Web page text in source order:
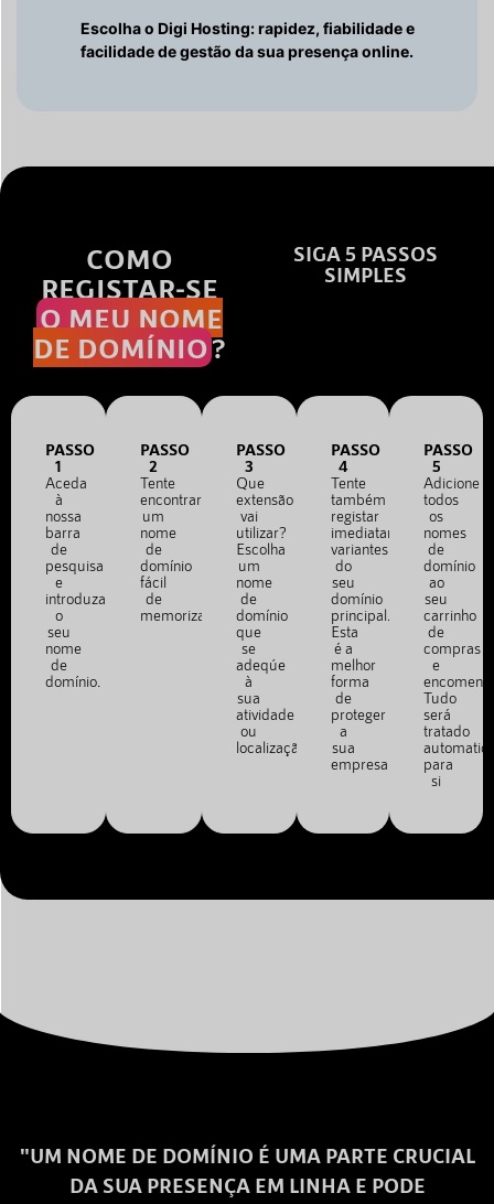
Escolha o Digi Hosting: rapidez, fiabilidade e
facilidade de gestão da sua presença online.
COMO
REGISTAR-SE
O MEU NOME
DE DOMÍNIO?
SIGA 5 PASSOS
SIMPLES
PASSO
1
Aceda
à
nossa
barra
de
pesquisa
e
introduza
o
seu
nome
de
domínio.
PASSO
2
Tente
encontrar
um
nome
de
domínio
fácil
de
memorizar.
PASSO
3
Que
extensão
vai
utilizar?
Escolha
um
nome
de
domínio
que
se
adeqúe
à
sua
atividade
ou
localização.
PASSO
4
Tente
também
registar
imediatamente
variantes
do
seu
domínio
principal.
Esta
é a
melhor
forma
de
proteger
a
sua
empresa.
PASSO
5
Adicione
todos
os
nomes
de
domínio
ao
seu
carrinho
de
compras
e
Tudo
será
tratado
para
si
"UM NOME DE DOMÍNIO É UMA PARTE CRUCIAL
DA SUA PRESENÇA EM LINHA E PODE